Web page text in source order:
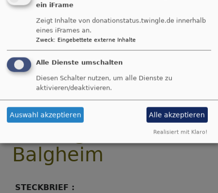
So, 16.8.
Gottesdienst, siehe Enkingen und Balgheim
Möttingen St. Georg Möttingen
Breadcrumb
Unsere lebendige Gemeinde
Kindergottesdienst
Balgheim
STECKBRIEF :
ein iFrame
Zeigt Inhalte von donationstatus.twingle.de innerhalb
eines iFrames an.
Zweck: Eingebettete externe Inhalte
Alle Dienste umschalten
Diesen Schalter nutzen, um alle Dienste zu
aktivieren/deaktivieren.
Auswahl akzeptieren Alle akzeptieren
Realisiert mit Klaro!